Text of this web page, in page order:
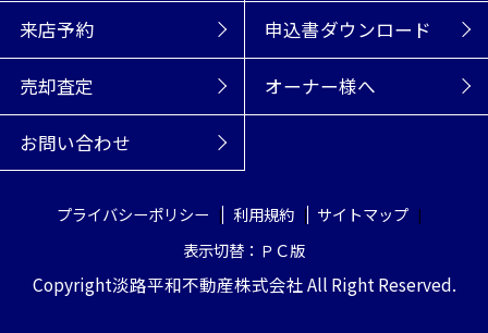
来店予約 申込書ダウンロード
売却査定 オーナー様へ
お問い合わせ
プライバシーポリシー 利用規約
サイトマップ
表示切替：ＰＣ版
Copyright淡路平和不動産株式会社 All Right Reserved.